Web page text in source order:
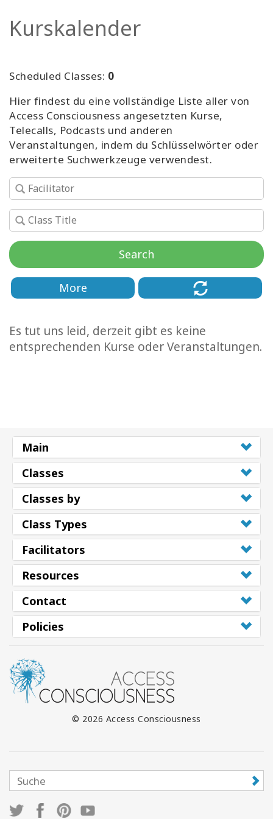
More
Neuigkeiten
KONTAKT
Kurskalender
Scheduled Classes: 0
Hier findest du eine vollständige Liste aller von
Access Consciousness angesetzten Kurse,
Telecalls, Podcasts und anderen
Veranstaltungen, indem du Schlüsselwörter oder
erweiterte Suchwerkzeuge verwendest.
Search
More
Es tut uns leid, derzeit gibt es keine
entsprechenden Kurse oder Veranstaltungen.
Main
Classes
Classes by
Class Types
Facilitators
Resources
Contact
Policies
© 2026 Access Consciousness